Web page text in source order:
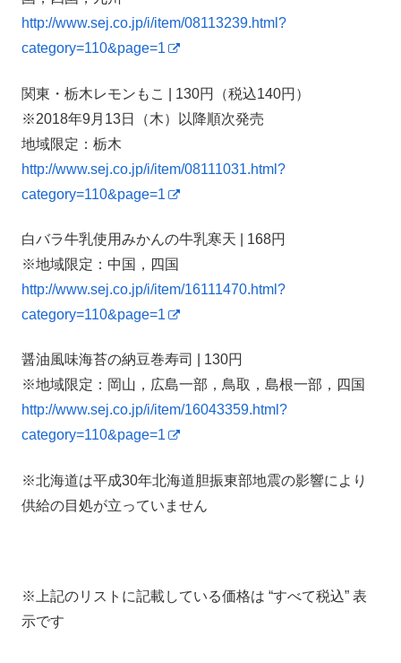
http://www.sej.co.jp/i/item/08113239.html?
category=110&page=1
関東・栃木レモンもこ | 130円（税込140円）
※2018年9月13日（木）以降順次発売
地域限定：栃木
http://www.sej.co.jp/i/item/08111031.html?
category=110&page=1
白バラ牛乳使用みかんの牛乳寒天 | 168円
※地域限定：中国，四国
http://www.sej.co.jp/i/item/16111470.html?
category=110&page=1
醤油風味海苔の納豆巻寿司 | 130円
※地域限定：岡山，広島一部，鳥取，島根一部，四国
http://www.sej.co.jp/i/item/16043359.html?
category=110&page=1
※北海道は平成30年北海道胆振東部地震の影響により
供給の目処が立っていません
※上記のリストに記載している価格は “すべて税込” 表
示です